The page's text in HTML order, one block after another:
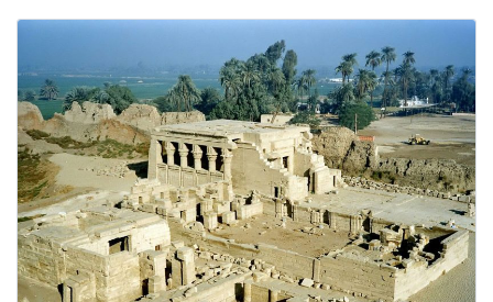
Frühstück im Hotel, 08.30 Uhr Machen Sie eine
geführte Tour nach Sakkara, das für die
Stufenpyramide bekannt ist, die älteste der 138
ägyptischen Pyramiden.
Sie wurde für König Djoser aus der 3. Dynastie
von dem Architekten und Genie Imhotep erbaut.
Weiterhin das alte Kairo besuchte, wo das frühe
Judentum und das Christentum in Ägypten
aufblühten der Festung von Babylon.